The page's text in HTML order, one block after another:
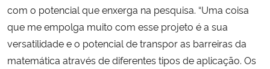
com o potencial que enxerga na pesquisa. “Uma coisa
que me empolga muito com esse projeto é a sua
versatilidade e o potencial de transpor as barreiras da
matemática através de diferentes tipos de aplicação. Os